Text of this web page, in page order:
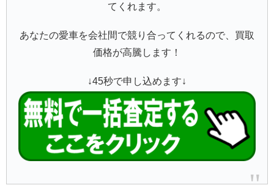
てくれます。
あなたの愛車を会社間で競り合ってくれるので、買取
価格が高騰します！
↓45秒で申し込めます↓